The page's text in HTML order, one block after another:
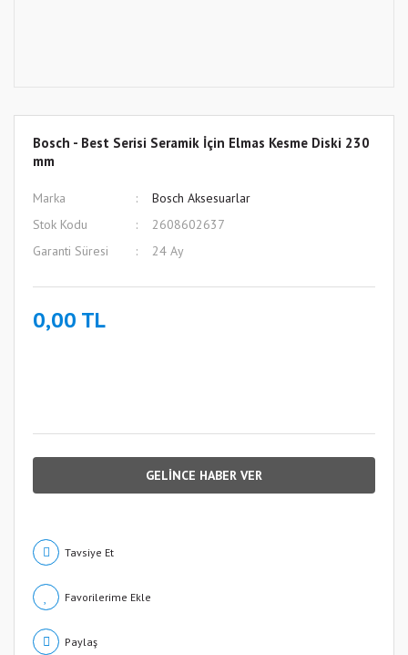
Bosch - Best Serisi Seramik İçin Elmas Kesme Diski 230
mm
Marka
Bosch Aksesuarlar
Stok Kodu
2608602637
Garanti Süresi
24 Ay
0,00 TL
GELİNCE HABER VER
Tavsiye Et
Paylaş